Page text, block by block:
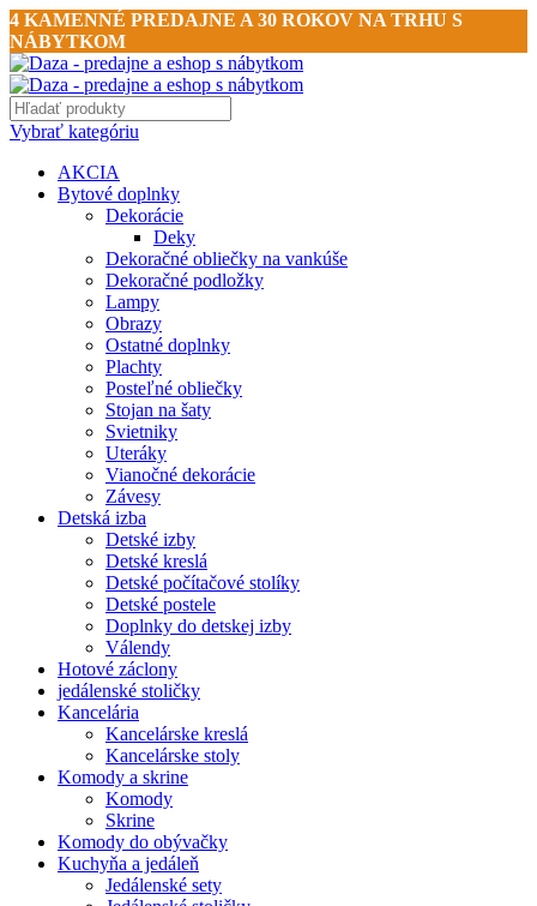
4 KAMENNÉ PREDAJNE A 30 ROKOV NA TRHU S
NÁBYTKOM
Vybrať kategóriu
AKCIA
Bytové doplnky
Dekorácie
Deky
Dekoračné obliečky na vankúše
Dekoračné podložky
Lampy
Obrazy
Ostatné doplnky
Plachty
Posteľné obliečky
Stojan na šaty
Svietniky
Uteráky
Vianočné dekorácie
Závesy
Detská izba
Detské izby
Detské kreslá
Detské počítačové stolíky
Detské postele
Doplnky do detskej izby
Válendy
Hotové záclony
jedálenské stoličky
Kancelária
Kancelárske kreslá
Kancelárske stoly
Komody a skrine
Komody
Skrine
Komody do obývačky
Kuchyňa a jedáleň
Jedálenské sety